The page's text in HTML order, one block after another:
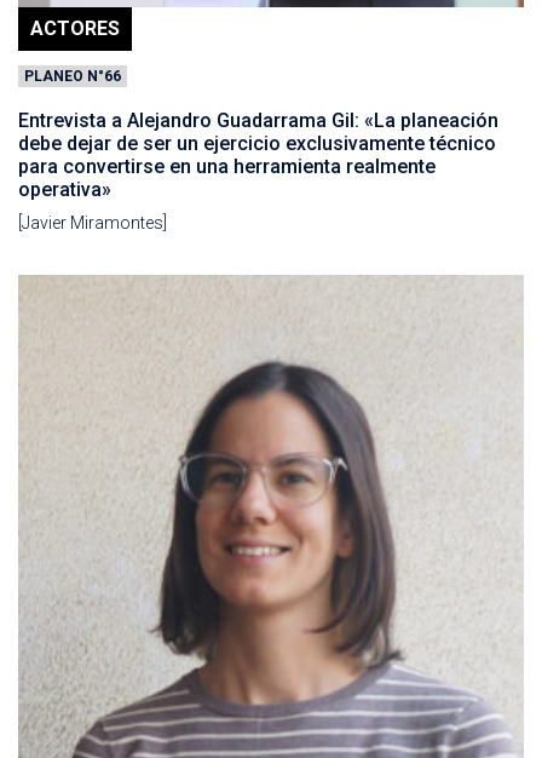
ACTORES
PLANEO N°66
Entrevista a Alejandro Guadarrama Gil: «La planeación
debe dejar de ser un ejercicio exclusivamente técnico
para convertirse en una herramienta realmente
operativa»
[Javier Miramontes]